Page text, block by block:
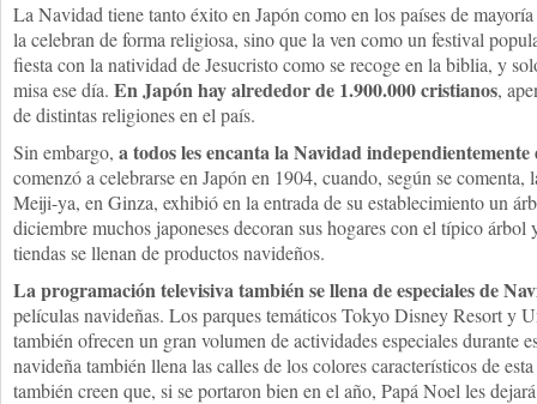
La Navidad tiene tanto éxito en Japón como en los países de
la celebran de forma religiosa, sino que la ven como un festival
fiesta con la natividad de Jesucristo como se recoge en la biblia, y
misa ese día. En Japón hay alrededor de 1.900.000 cristianos,
de distintas religiones en el país.
Sin embargo, a todos les encanta la Navidad independientemente
comenzó a celebrarse en Japón en 1904, cuando, según se
Meiji-ya, en Ginza, exhibió en la entrada de su establecimiento un
diciembre muchos japoneses decoran sus hogares con el típico
tiendas se llenan de productos navideños.
La programación televisiva también se llena de especiales de
películas navideñas. Los parques temáticos Tokyo Disney Resort y
también ofrecen un gran volumen de actividades especiales durante
navideña también llena las calles de los colores característicos de
también creen que, si se portaron bien en el año, Papá Noel les